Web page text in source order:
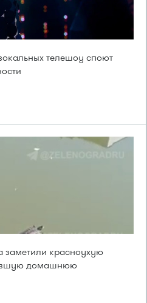
телешоу споют
заметили красноухую
домашнюю